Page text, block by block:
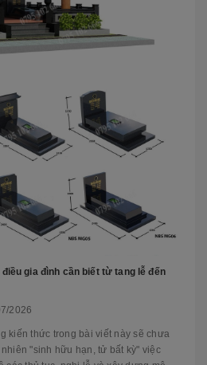
gia đình cần biết từ tang lễ đến
2026
kiến thức trong bài viết này sẽ chưa
"sinh hữu hạn, tử bất kỳ" việc